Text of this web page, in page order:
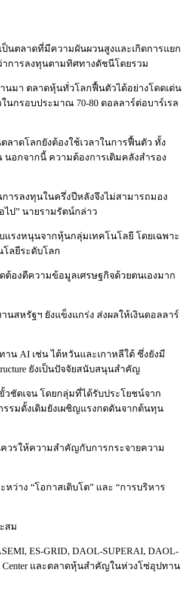
ป็นตลาดที่มีความผันผวนสูงและเกิดการแยก
การลงทุนตามทิศทางดัชนีโดยรวม
นมา ตลาดหุ้นทั่วโลกฟื้นตัวได้อย่างโดดเด่น
กรอบประมาณ 70-80 ดอลลาร์ต่อบาร์เรล
าดโลกยังต้องใช้เวลาในการฟื้นตัว ทั้ง
อกจากนี้ ความต้องการเติมคลังสำรอง
ารลงทุนในครึ่งปีหลังจึงไม่สามารถมอง
ป” นายรามรัตน์กล่าว
รงหนุนจากหุ้นกลุ่มเทคโนโลยี โดยเฉพาะ
โลยีระดับโลก
องตีความข้อมูลเศรษฐกิจด้วยตนเองมาก
นสหรัฐฯ ยังแข็งแกร่ง ส่งผลให้เงินดอลลาร์
น AI เช่น ไต้หวันและเกาหลีใต้ ซึ่งยังมี
ยังเป็นปัจจัยสนับสนุนสำคัญ
ชัดเจน โดยกลุ่มที่ได้รับประโยชน์จาก
รรมดั้งเดิมยังเผชิญแรงกดดันจากต้นทุน
วรให้ความสำคัญกับการกระจายความ
าง “โอกาสเติบโต” และ “การบริหาร
สม
ES-GRID, DAOL-SUPERAI, DAOL-
Center และตลาดหุ้นสำคัญในห่วงโซ่อุปทาน